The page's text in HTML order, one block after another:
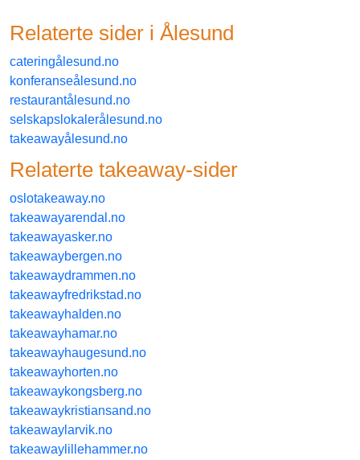
Relaterte sider i ålesund
cateringålesund.no
konferanseålesund.no
restaurantålesund.no
selskapslokalerålesund.no
takeawayålesund.no
Relaterte takeaway-sider
oslotakeaway.no
takeawayarendal.no
takeawayasker.no
takeawaybergen.no
takeawaydrammen.no
takeawayfredrikstad.no
takeawayhalden.no
takeawayhamar.no
takeawayhaugesund.no
takeawayhorten.no
takeawaykongsberg.no
takeawaykristiansand.no
takeawaylarvik.no
takeawaylillehammer.no